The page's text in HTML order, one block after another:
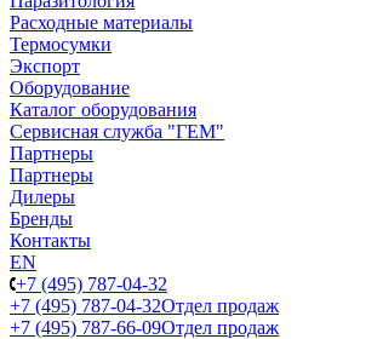
Расходные материалы
Термосумки
Экспорт
Оборудование
Каталог оборудования
Сервисная служба "ГЕМ"
Партнеры
Партнеры
Дилеры
Бренды
Контакты
EN
+7 (495) 787-04-32
+7 (495) 787-04-32Отдел продаж
+7 (495) 787-66-09Отдел продаж